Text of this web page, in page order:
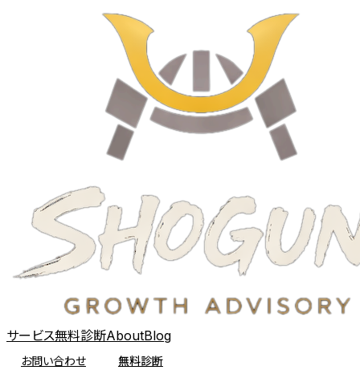
サービス無料診断AboutBlog
お問い合わせ 無料診断